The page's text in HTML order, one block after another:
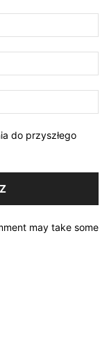
do przyszłego
may take some